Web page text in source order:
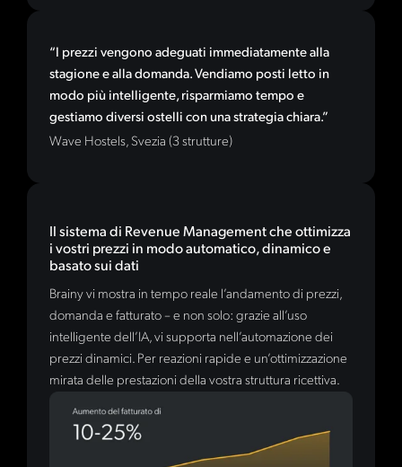
“I prezzi vengono adeguati immediatamente alla
stagione e alla domanda. Vendiamo posti letto in
modo più intelligente, risparmiamo tempo e
gestiamo diversi ostelli con una strategia chiara.”
Wave Hostels, Svezia (3 strutture)
Il sistema di Revenue Management che ottimizza
i vostri prezzi in modo automatico, dinamico e
basato sui dati
Brainy vi mostra in tempo reale l’andamento di prezzi,
domanda e fatturato – e non solo: grazie all’uso
intelligente dell’IA, vi supporta nell’automazione dei
prezzi dinamici. Per reazioni rapide e un’ottimizzazione
mirata delle prestazioni della vostra struttura ricettiva.